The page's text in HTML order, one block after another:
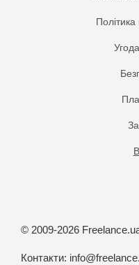
Політика
© 2009-2026
Контакти: